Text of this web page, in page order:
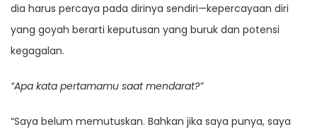
dia harus percaya pada dirinya sendiri—kepercayaan diri
yang goyah berarti keputusan yang buruk dan potensi
kegagalan.
“Apa kata pertamamu saat mendarat?”
“Saya belum memutuskan. Bahkan jika saya punya, saya